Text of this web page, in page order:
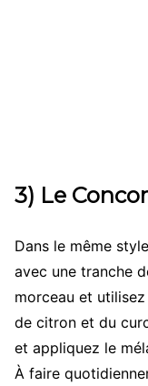
3) Le
Dans le même
avec une tranche
morceau et
de citron et du
et appliquez le
À faire